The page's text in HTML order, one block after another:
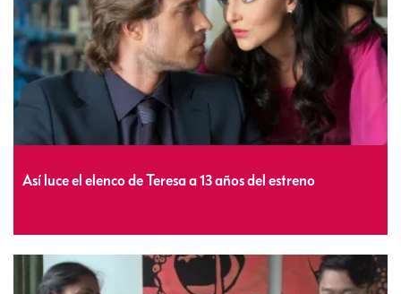
Así luce el elenco de Teresa a 13 años del estreno